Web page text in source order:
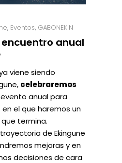
, Eventos, GABONEKIN
encuentro anual
viene siendo
celebraremos
evento anual para
el que haremos un
termina.
de Ekingune
mejoras y en
decisiones de cara